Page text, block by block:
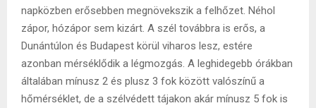
napközben erősebben megnövekszik a felhőzet. Néhol
zápor, hózápor sem kizárt. A szél továbbra is erős, a
Dunántúlon és Budapest körül viharos lesz, estére
azonban mérséklődik a légmozgás. A leghidegebb órákban
általában mínusz 2 és plusz 3 fok között valószínű a
hőmérséklet, de a szélvédett tájakon akár mínusz 5 fok is